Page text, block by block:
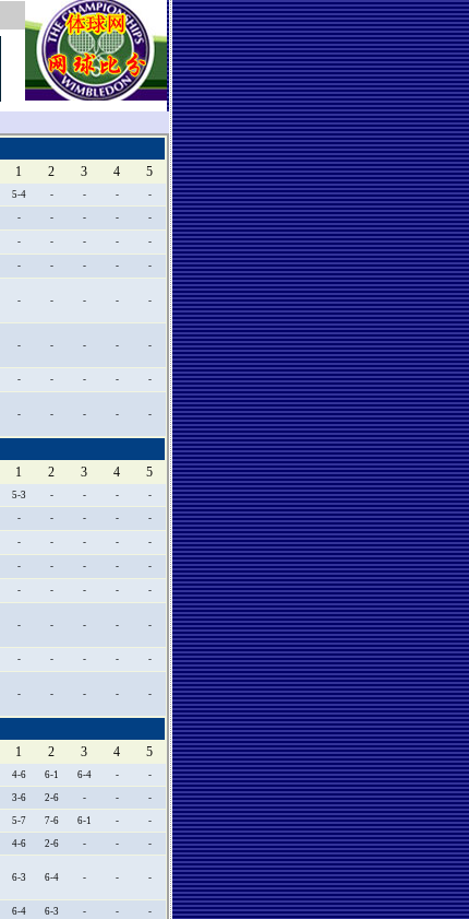
1 2 3 4 5
5-4 - - - -
- - - - -
- - - - -
- - - - -
- - - - -
- - - - -
- - - - -
- - - - -
1 2 3 4 5
5-3 - - - -
- - - - -
- - - - -
- - - - -
- - - - -
- - - - -
- - - - -
- - - - -
1 2 3 4 5
4-6 6-1 6-4 - -
3-6 2-6 - - -
5-7 7-6 6-1 - -
4-6 2-6 - - -
6-3 6-4 - - -
6-4 6-3 - - -